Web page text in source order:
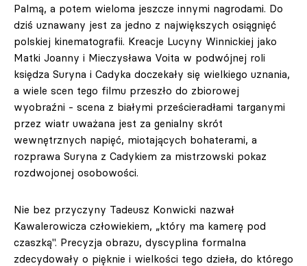
Palmą, a potem wieloma jeszcze innymi nagrodami. Do
dziś uznawany jest za jedno z największych osiągnięć
polskiej kinematografii. Kreacje Lucyny Winnickiej jako
Matki Joanny i Mieczysława Voita w podwójnej roli
księdza Suryna i Cadyka doczekały się wielkiego uznania,
a wiele scen tego filmu przeszło do zbiorowej
wyobraźni - scena z białymi prześcieradłami targanymi
przez wiatr uważana jest za genialny skrót
wewnętrznych napięć, miotających bohaterami, a
rozprawa Suryna z Cadykiem za mistrzowski pokaz
rozdwojonej osobowości.
Nie bez przyczyny Tadeusz Konwicki nazwał
Kawalerowicza człowiekiem, „który ma kamerę pod
czaszką". Precyzja obrazu, dyscyplina formalna
zdecydowały o pięknie i wielkości tego dzieła, do którego